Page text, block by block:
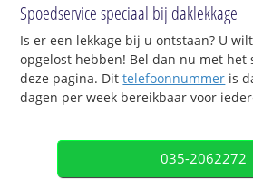
Spoedservice speciaal bij daklekkage
Is er een lekkage bij u ontstaan? U
opgelost hebben! Bel dan nu met het
deze pagina. Dittelefoonnummer is
dagen per week bereikbaar voor
035-2062272